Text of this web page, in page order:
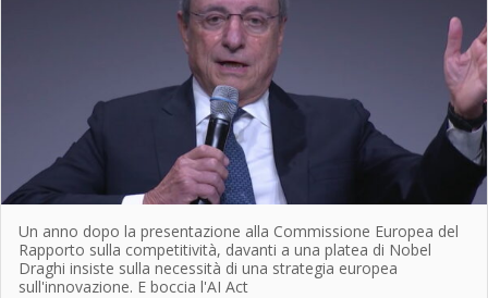
Un anno dopo la presentazione alla Commissione Europea del
Rapporto sulla competitività, davanti a una platea di Nobel
Draghi insiste sulla necessità di una strategia europea
sull'innovazione. E boccia l'AI Act